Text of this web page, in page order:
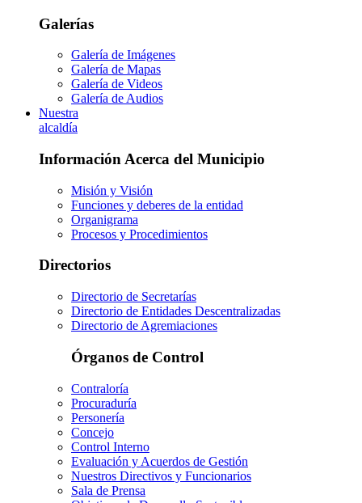
Galerías
Galería de Imágenes
Galería de Mapas
Galería de Videos
Galería de Audios
Nuestra
alcaldía
Información Acerca del Municipio
Misión y Visión
Funciones y deberes de la entidad
Organigrama
Procesos y Procedimientos
Directorios
Directorio de Secretarías
Directorio de Entidades Descentralizadas
Directorio de Agremiaciones
Órganos de Control
Contraloría
Procuraduría
Personería
Concejo
Control Interno
Evaluación y Acuerdos de Gestión
Nuestros Directivos y Funcionarios
Sala de Prensa